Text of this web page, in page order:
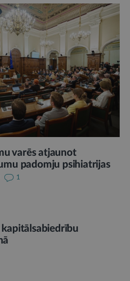
varēs atjaunot
padomju psihiatrijas
1
kapitālsabiedrību